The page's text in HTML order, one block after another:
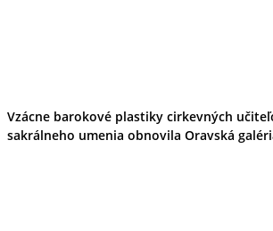
Vzácne barokové plastiky cirkevných
sakrálneho umenia obnovila Oravská